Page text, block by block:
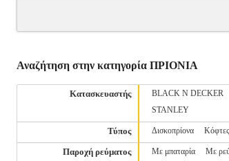
Αναζήτηση στην κατηγορία ΠΡΙΟΝΙΑ
Κατασκευαστής BLACK N DECKER
STANLEY
Τύπος Δισκοπρίονα
Παροχή ρεύματος Με μπαταρία Με